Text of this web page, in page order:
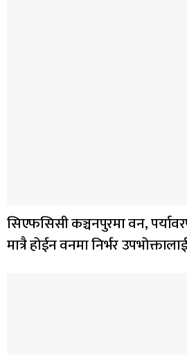
सिएफसिसी कञ्चनपुरमा वन,
मात्रै होईन वनमा निर्भर